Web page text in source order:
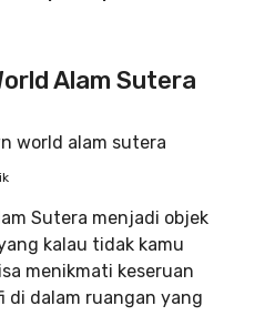
Alam Sutera
Sutera menjadi objek
kalau tidak kamu
menikmati keseruan
di dalam ruangan yang